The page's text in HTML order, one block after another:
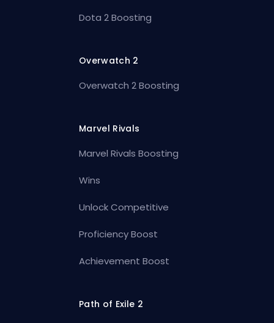
Dota 2 Boosting
Overwatch 2
Overwatch 2 Boosting
Marvel Rivals
Marvel Rivals Boosting
Wins
Unlock Competitive
Proficiency Boost
Achievement Boost
Path of Exile 2